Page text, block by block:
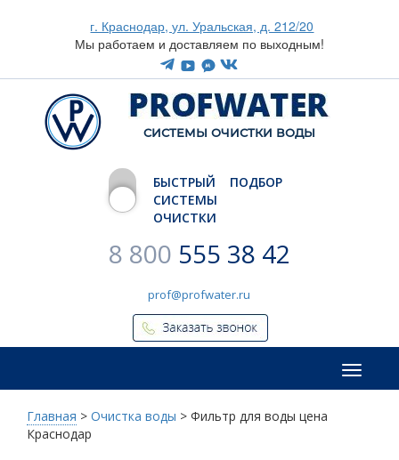
г. Краснодар, ул. Уральская, д. 212/20
Мы работаем и доставляем по выходным!
CИСТЕМЫ ОЧИСТКИ ВОДЫ
БЫСТРЫЙ ПОДБОР
СИСТЕМЫ
ОЧИСТКИ
8 800 555 38 42
prof@profwater.ru
Меню
Главная > Очистка воды > Фильтр для воды цена
Краснодар